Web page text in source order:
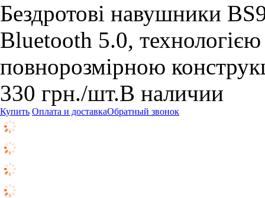
Бездротові навушники
Bluetooth 5.0,
повнорозмірною
330 грн./шт.В наличии
Купить Оплата и доставкаОбратный звонок